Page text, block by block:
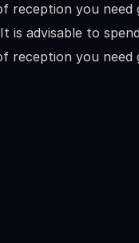
reception you
is advisable to
reception you